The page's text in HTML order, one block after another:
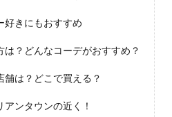
好きにもおすすめ
？どんなコーデがおすすめ？
舗は？どこで買える？
ンタウンの近く！